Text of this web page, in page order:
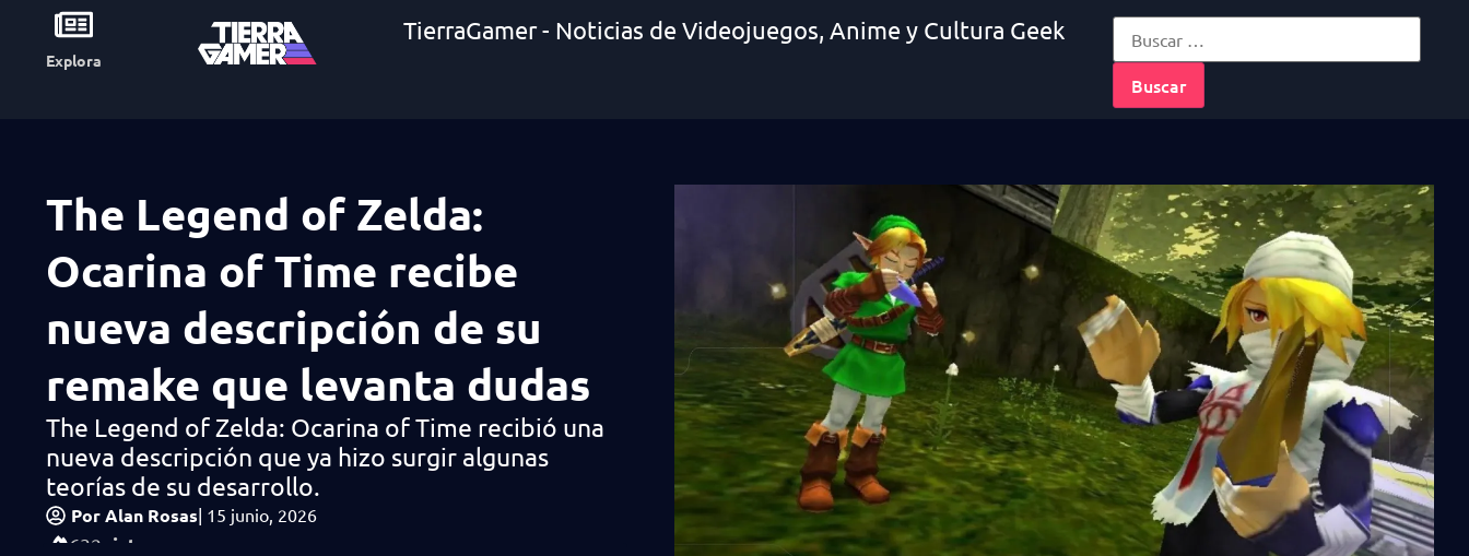
Explora
TierraGamer - Noticias de Videojuegos, Anime y Cultura Geek
The Legend of Zelda:
Ocarina of Time recibe
nueva descripción de su
remake que levanta dudas
The Legend of Zelda: Ocarina of Time recibió una
nueva descripción que ya hizo surgir algunas
teorías de su desarrollo.
PorAlan Rosas| 15 junio, 2026
632 vistas